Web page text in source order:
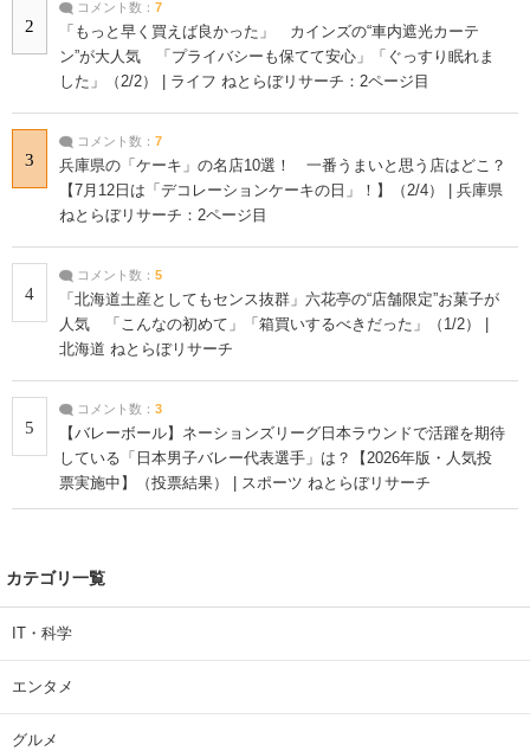
2
コメント数： 7
「もっと早く買えば良かった」 カインズの“車内遮光カーテ
ン”が大人気 「プライバシーも保てて安心」「ぐっすり眠れま
した」（2/2） | ライフ ねとらぼリサーチ：2ページ目
3
コメント数： 7
兵庫県の「ケーキ」の名店10選！ 一番うまいと思う店はどこ？
【7月12日は「デコレーションケーキの日」！】（2/4） | 兵庫県
ねとらぼリサーチ：2ページ目
4
コメント数： 5
「北海道土産としてもセンス抜群」六花亭の“店舗限定”お菓子が
人気 「こんなの初めて」「箱買いするべきだった」（1/2） |
北海道 ねとらぼリサーチ
5
コメント数： 3
【バレーボール】ネーションズリーグ日本ラウンドで活躍を期待
している「日本男子バレー代表選手」は？【2026年版・人気投
票実施中】（投票結果） | スポーツ ねとらぼリサーチ
カテゴリ一覧
IT・科学
エンタメ
グルメ